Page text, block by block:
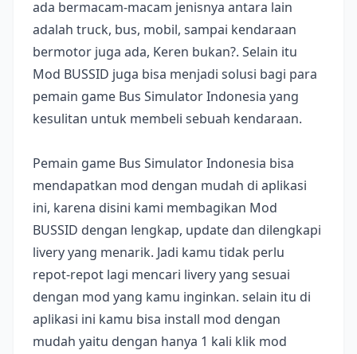
ada bermacam-macam jenisnya antara lain
adalah truck, bus, mobil, sampai kendaraan
bermotor juga ada, Keren bukan?. Selain itu
Mod BUSSID juga bisa menjadi solusi bagi para
pemain game Bus Simulator Indonesia yang
kesulitan untuk membeli sebuah kendaraan.
Pemain game Bus Simulator Indonesia bisa
mendapatkan mod dengan mudah di aplikasi
ini, karena disini kami membagikan Mod
BUSSID dengan lengkap, update dan dilengkapi
livery yang menarik. Jadi kamu tidak perlu
repot-repot lagi mencari livery yang sesuai
dengan mod yang kamu inginkan. selain itu di
aplikasi ini kamu bisa install mod dengan
mudah yaitu dengan hanya 1 kali klik mod